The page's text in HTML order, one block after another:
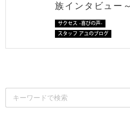
族インタビュー～
サクセス -喜びの声-
スタッフ アユのブログ